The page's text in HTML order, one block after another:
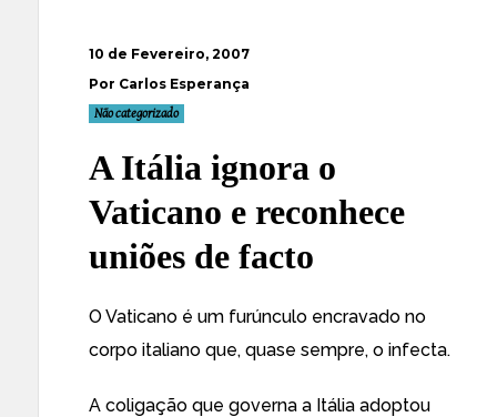
10 de Fevereiro, 2007
Por Carlos Esperança
Não categorizado
A Itália ignora o
Vaticano e reconhece
uniões de facto
O Vaticano é um furúnculo encravado no
corpo italiano que, quase sempre, o infecta.
A coligação que governa a Itália adoptou